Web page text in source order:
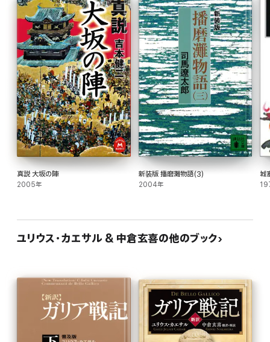
真説 大坂の陣
2005年
新装版 播磨灘物語(3)
2004年
城
ユリウス・カエサル & 中倉玄喜の他のブック